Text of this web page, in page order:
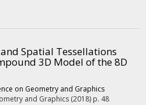
Spatial Tessellations
3D Model of the 8D
on Geometry and Graphics
and Graphics (2018) p. 48